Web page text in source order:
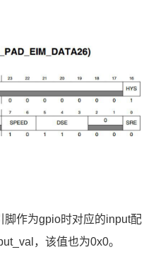
作为gpio时对应的input配
，该值也为0x0。